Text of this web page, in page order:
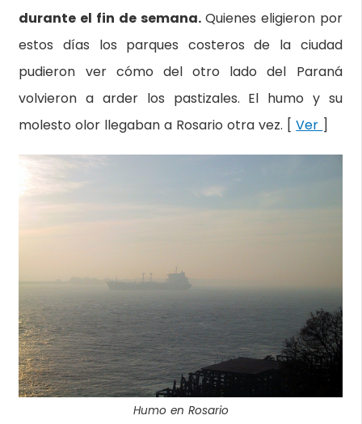
durante el fin de semana. Quienes eligieron por
estos días los parques costeros de la ciudad
pudieron ver cómo del otro lado del Paraná
volvieron a arder los pastizales. El humo y su
molesto olor llegaban a Rosario otra vez. [Ver ]
Humo en Rosario